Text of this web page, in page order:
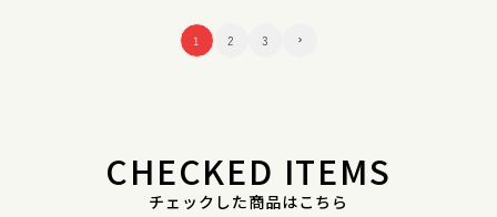
1 2 3
CHECKED ITEMS
チェックした商品はこちら